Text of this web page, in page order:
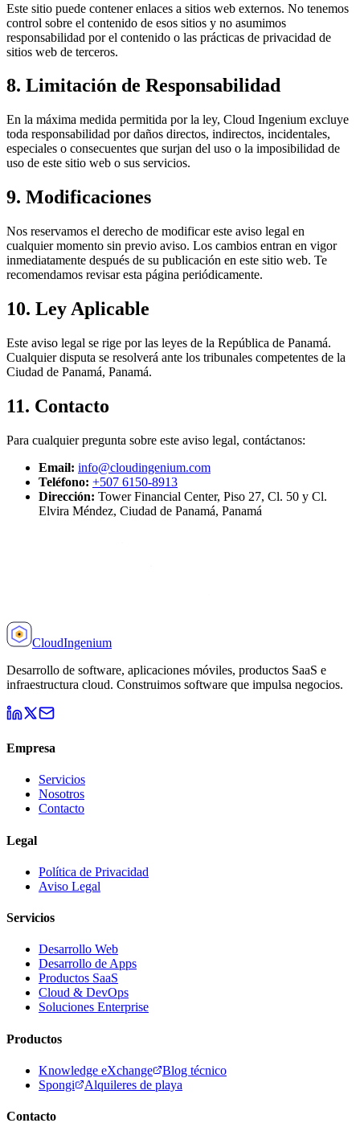
Este sitio puede contener enlaces a sitios web externos. No tenemos
control sobre el contenido de esos sitios y no asumimos
responsabilidad por el contenido o las prácticas de privacidad de
sitios web de terceros.
8. Limitación de Responsabilidad
En la máxima medida permitida por la ley, Cloud Ingenium excluye
toda responsabilidad por daños directos, indirectos, incidentales,
especiales o consecuentes que surjan del uso o la imposibilidad de
uso de este sitio web o sus servicios.
9. Modificaciones
Nos reservamos el derecho de modificar este aviso legal en
cualquier momento sin previo aviso. Los cambios entran en vigor
inmediatamente después de su publicación en este sitio web. Te
recomendamos revisar esta página periódicamente.
10. Ley Aplicable
Este aviso legal se rige por las leyes de la República de Panamá.
Cualquier disputa se resolverá ante los tribunales competentes de la
Ciudad de Panamá, Panamá.
11. Contacto
Para cualquier pregunta sobre este aviso legal, contáctanos:
Email: info@cloudingenium.com
Teléfono: +507 6150-8913
Dirección: Tower Financial Center, Piso 27, Cl. 50 y Cl.
Elvira Méndez, Ciudad de Panamá, Panamá
CloudIngenium
Desarrollo de software, aplicaciones móviles, productos SaaS e
infraestructura cloud. Construimos software que impulsa negocios.
Empresa
Servicios
Nosotros
Contacto
Legal
Política de Privacidad
Aviso Legal
Servicios
Desarrollo Web
Desarrollo de Apps
Productos SaaS
Cloud & DevOps
Soluciones Enterprise
Productos
Knowledge eXchange
Blog técnico
Spongi
Alquileres de playa
Contacto